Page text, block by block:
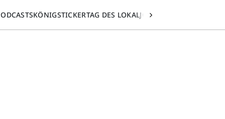
KÖNIGSTICKERTAG DES LOKALJOURNALISMUS